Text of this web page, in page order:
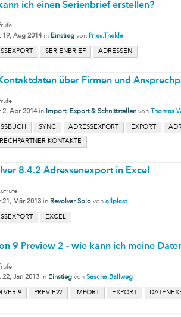
ich einen Serienbrief erstellen?
19, Aug 2014 in Einstieg von Pries.Thekla
SERIENBRIEF ADRESSEN
über Firmen und
2, Apr 2014 in Import, Export & Schnittstellen von Thomas
SYNC ADRESSEXPORT EXPORT
KONTAKTE
8.4.2 Adressenexport in Excel
21, Mär 2013 in Revolver Solo von allplast
EXCEL
9 Preview 2 - wie kann ich meine
22, Jan 2013 in Einstieg von Sascha.Ballweg
9 PREVIEW IMPORT EXPORT